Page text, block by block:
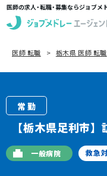
医師の求人・転職・募集ならジョブ
求人を探す
定期非常勤の求人
特集から探す
医師 転職 栃木県 医師 転職
常勤
【栃木県足利市
一般病院 救急